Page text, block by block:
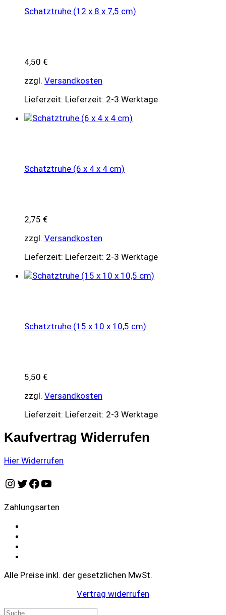
Schatztruhe (12 x 8 x 7,5 cm)
4,50 €
zzgl. Versandkosten
Lieferzeit: Lieferzeit: 2-3 Werktage
Schatztruhe (6 x 4 x 4 cm)
2,75 €
zzgl. Versandkosten
Lieferzeit: Lieferzeit: 2-3 Werktage
Schatztruhe (15 x 10 x 10,5 cm)
5,50 €
zzgl. Versandkosten
Lieferzeit: Lieferzeit: 2-3 Werktage
Kaufvertrag Widerrufen
Hier Widerrufen
Instagram
Twitter
Facebook
YouTube
Zahlungsarten
Alle Preise inkl. der gesetzlichen MwSt.
Vertrag widerrufen
Products